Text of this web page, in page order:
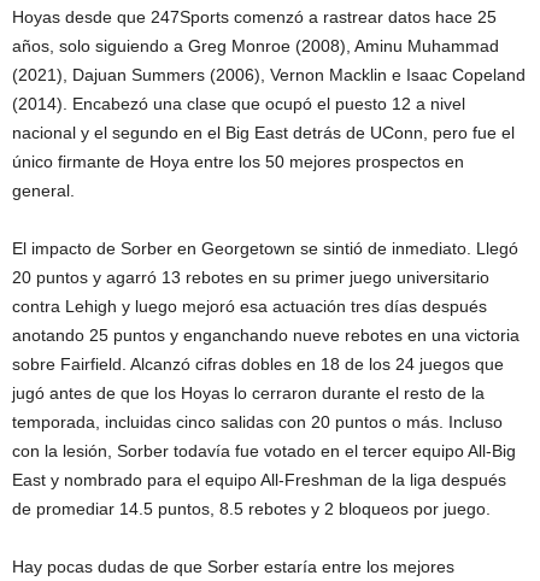
Hoyas desde que 247Sports comenzó a rastrear datos hace 25
años, solo siguiendo a Greg Monroe (2008), Aminu Muhammad
(2021), Dajuan Summers (2006), Vernon Macklin e Isaac Copeland
(2014). Encabezó una clase que ocupó el puesto 12 a nivel
nacional y el segundo en el Big East detrás de UConn, pero fue el
único firmante de Hoya entre los 50 mejores prospectos en
general.
El impacto de Sorber en Georgetown se sintió de inmediato. Llegó
20 puntos y agarró 13 rebotes en su primer juego universitario
contra Lehigh y luego mejoró esa actuación tres días después
anotando 25 puntos y enganchando nueve rebotes en una victoria
sobre Fairfield. Alcanzó cifras dobles en 18 de los 24 juegos que
jugó antes de que los Hoyas lo cerraron durante el resto de la
temporada, incluidas cinco salidas con 20 puntos o más. Incluso
con la lesión, Sorber todavía fue votado en el tercer equipo All-Big
East y nombrado para el equipo All-Freshman de la liga después
de promediar 14.5 puntos, 8.5 rebotes y 2 bloqueos por juego.
Hay pocas dudas de que Sorber estaría entre los mejores